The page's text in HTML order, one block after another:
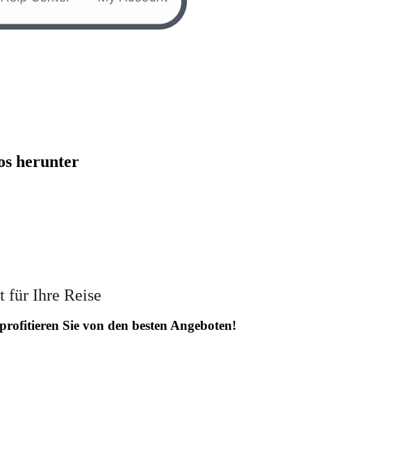
herunter
für Ihre Reise
Sie von den besten Angeboten!